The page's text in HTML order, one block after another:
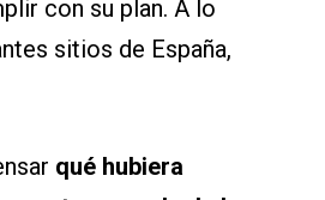
con su plan. A lo
sitios de España,
qué hubiera